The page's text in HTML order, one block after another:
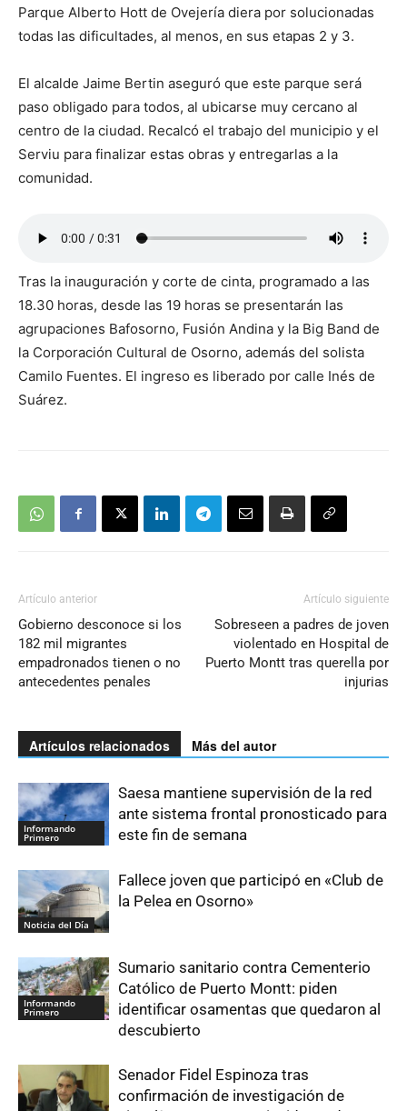
Parque Alberto Hott de Ovejería diera por solucionadas
todas las dificultades, al menos, en sus etapas 2 y 3.
El alcalde Jaime Bertin aseguró que este parque será
paso obligado para todos, al ubicarse muy cercano al
centro de la ciudad. Recalcó el trabajo del municipio y el
Serviu para finalizar estas obras y entregarlas a la
comunidad.
Tras la inauguración y corte de cinta, programado a las
18.30 horas, desde las 19 horas se presentarán las
agrupaciones Bafosorno, Fusión Andina y la Big Band de
la Corporación Cultural de Osorno, además del solista
Camilo Fuentes. El ingreso es liberado por calle Inés de
Suárez.
Artículo anterior
Gobierno desconoce si los
182 mil migrantes
empadronados tienen o no
antecedentes penales
Artículo siguiente
Sobreseen a padres de joven
violentado en Hospital de
Puerto Montt tras querella por
injurias
Artículos relacionados Más del autor
Informando
Primero
Saesa mantiene supervisión de la red
ante sistema frontal pronosticado para
este fin de semana
Noticia del Día
Fallece joven que participó en «Club de
la Pelea en Osorno»
Informando
Primero
Sumario sanitario contra Cementerio
Católico de Puerto Montt: piden
identificar osamentas que quedaron al
descubierto
Senador Fidel Espinoza tras
confirmación de investigación de